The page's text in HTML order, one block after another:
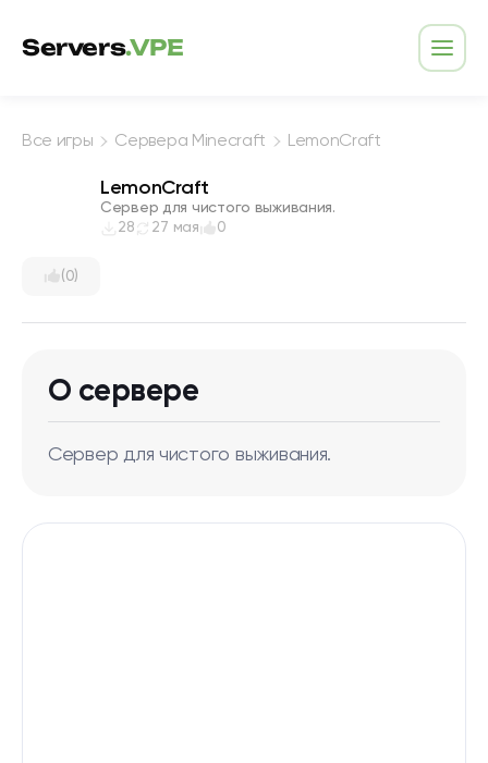
Servers.VPE
Все игры Сервера Minecraft LemonCraft
(0)
LemonCraft
Сервер для чистого выживания.
28
27 мая 0
О сервере
Сервер для чистого выживания.